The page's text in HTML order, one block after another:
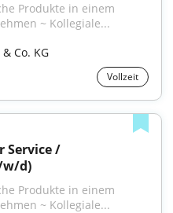
Produkte in einem
~ Kollegiale...
Co. KG
Vollzeit
d)
Produkte in einem
~ Kollegiale...